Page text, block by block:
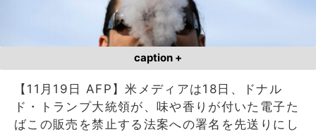
caption +
【11月19日 AFP】米メディアは18日、ドナル
ド・トランプ大統領が、味や香りが付いた電子た
ばこの販売を禁止する法案への署名を先送りにし